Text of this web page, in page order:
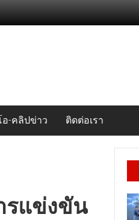
อ-คลิปข่าว ติดต่อเรา
รแข่งขัน